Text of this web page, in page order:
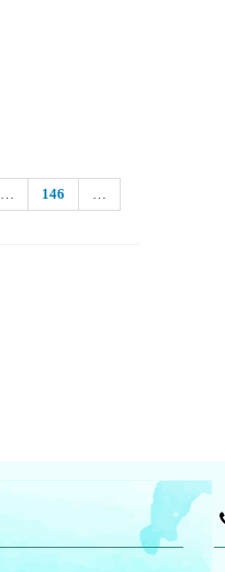
… 146
…